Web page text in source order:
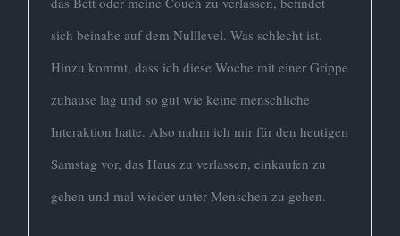
sich beinahe auf dem Nulllevel. Was schlecht ist.
Hinzu kommt, dass ich diese Woche mit einer Grippe
zuhause lag und so gut wie keine menschliche
Interaktion hatte. Also nahm ich mir für den heutigen
Samstag vor, das Haus zu verlassen, einkaufen zu
gehen und mal wieder unter Menschen zu gehen.